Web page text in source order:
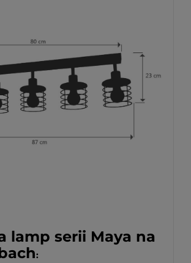
lamp serii Maya na
: